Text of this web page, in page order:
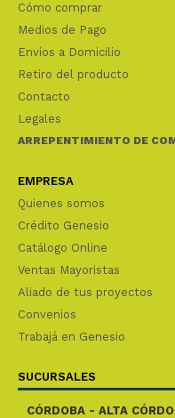
Cómo comprar
Medios de Pago
Envíos a Domicilio
Retiro del producto
Contacto
Legales
ARREPENTIMIENTO DE
EMPRESA
Quienes somos
Crédito Genesio
Catálogo Online
Ventas Mayoristas
Aliado de tus proyectos
Convenios
Trabajá en Genesio
SUCURSALES
CÓRDOBA - ALTA